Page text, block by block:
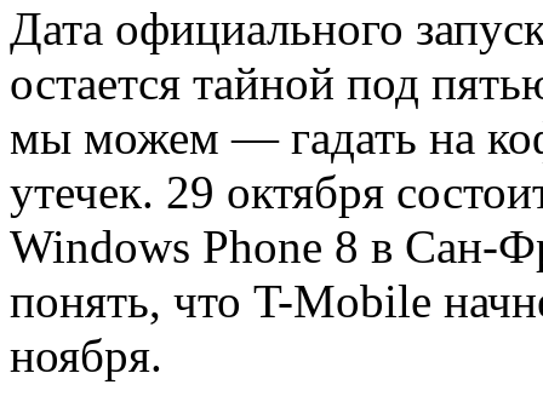
Дата официального
остается тайной под
мы можем — гадать на
утечек. 29 октября
Windows Phone 8 в Сан-
понять, что T-Mobile
ноября.